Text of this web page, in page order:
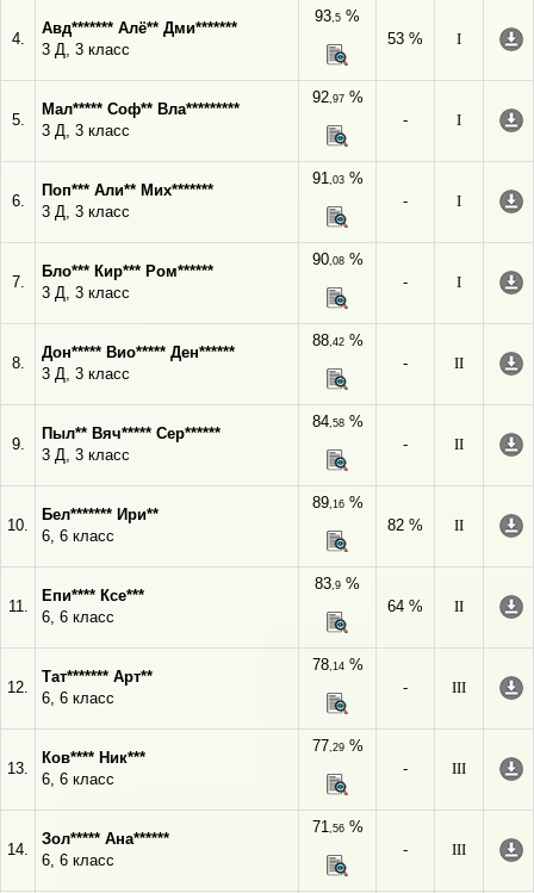
4.
Авд******* Алё** Дми*******
3 Д, 3 класс
93,5 %
53 %
I
5.
Мал***** Соф** Вла*********
3 Д, 3 класс
92,97%
-
I
6.
Поп*** Али** Мих*******
3 Д, 3 класс
91,03%
-
I
7.
Бло*** Кир*** Ром******
3 Д, 3 класс
90,08%
-
I
8.
Дон***** Вио***** Ден******
3 Д, 3 класс
88,42%
-
II
9.
Пыл** Вяч***** Сер******
3 Д, 3 класс
84,58%
-
II
10.
Бел******* Ири**
6, 6 класс
89,16%
82 %
II
11.
Епи**** Ксе***
6, 6 класс
83,9 %
64 %
II
12.
Тат******* Арт**
6, 6 класс
78,14%
-
III
13.
Ков**** Ник***
6, 6 класс
77,29%
-
III
14.
Зол***** Ана******
6, 6 класс
71,56%
-
III